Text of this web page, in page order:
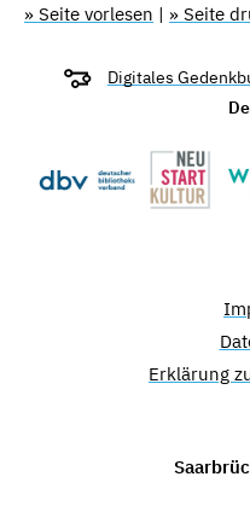
» Seite vorlesen | » Seite
Digitales
Erklärung